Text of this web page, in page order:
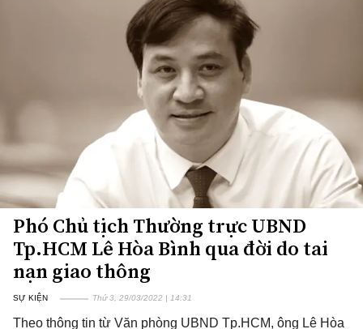
Phó Chủ tịch Thường trực UBND
Tp.HCM Lê Hòa Bình qua đời do tai
nạn giao thông
SỰ KIỆN Thứ 3, 29/03/2022 | 14:31
Theo thông tin từ Văn phòng UBND Tp.HCM, ông Lê Hòa